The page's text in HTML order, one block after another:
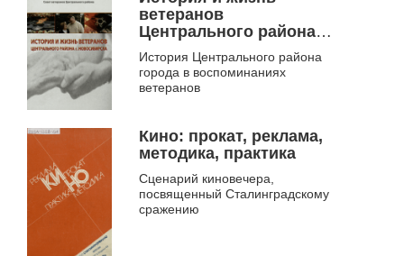
ветеранов
Центрального района г.
Новосибирска
История Центрального района
города в воспоминаниях
ветеранов
Кино: прокат, реклама,
методика, практика
Сценарий киновечера,
посвященный Сталинградскому
сражению